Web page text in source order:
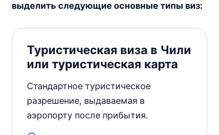
выделить следующие основные типы виз:
Туристическая виза в Чили
или туристическая карта
Стандартное туристическое
разрешение, выдаваемая в
аэропорту после прибытия.